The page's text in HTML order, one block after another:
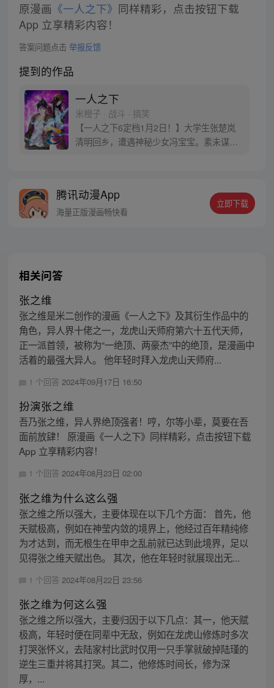
原漫画 《一人之下》 同样精彩，点击按钮下载
App 立享精彩内容！
答案问题点击 举报反馈
提到的作品
一人之下
米橙子 · 战斗 · 搞笑
【一人之下6定档1月2日！】大学生张楚岚
清明回乡，遭遇神秘少女冯宝宝。素未谋面
密，张楚岚的生活被彻底颠覆，与冯宝宝一
同踏上“异人”之旅。
腾讯动漫App
海量正版漫画畅快看
立即下载
相关问答
张之维
张之维是米二创作的漫画《一人之下》及其衍生作品中的
角色，异人界十佬之一，龙虎山天师府第六十五代天师，
正一派首领，被称为“一绝顶、两豪杰”中的绝顶，是漫画中
活着的最强大异人。 他年轻时拜入龙虎山天师府...
1 个回答 2024年09月17日 16:50
扮演张之维
吾乃张之维，异人界绝顶强者！哼，尔等小辈，莫要在吾
面前放肆！ 原漫画《一人之下》同样精彩，点击按钮下载
App 立享精彩内容！
1 个回答 2024年08月23日 02:00
张之维为什么这么强
张之维之所以强大，主要体现在以下几个方面： 首先，他
天赋极高，例如在神莹内敛的境界上，他经过百年精纯修
为才达到，而无根生在甲申之乱前就已达到此境界，足以
见得张之维天赋出色。 其次，他在年轻时就展现出无...
1 个回答 2024年08月22日 23:56
张之维为何这么强
张之维之所以强大，主要归因于以下几点：其一，他天赋
极高，年轻时便在同辈中无敌，例如在龙虎山修炼时多次
打哭张怀义，去陆家村比武时仅用一只手掌就破掉陆瑾的
逆生三重并将其打哭。其二，他修炼时间长，修为深
厚，...